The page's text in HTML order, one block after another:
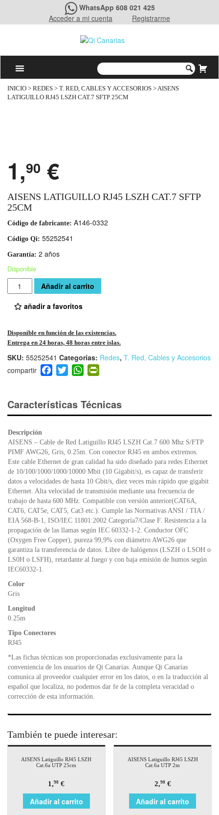
WhatsApp 608 021 425
Acceder a mi cuenta
Registrarme
INICIO > REDES > T. RED, CABLES Y ACCESORIOS > AISENS
LATIGUILLO RJ45 LSZH CAT.7 SFTP 25CM
1,90 €
AISENS LATIGUILLO RJ45 LSZH CAT.7 SFTP
25CM
Código de fabricante: A146-0332
Código Qi: 55252541
Garantía: 2 años
Disponible
Cantidad Añadir al carrito
añadir a favoritos
Disponible en función de las existencias.
Entrega en 24 horas, 48 horas entre islas.
SKU: 55252541 Categorías: Redes, T. Red, Cables y Accesorios
F
a
e
b
o
k
T
wi
er
W
h
s
A
p
ri
e
dl
y
Características Técnicas
Descripción
AISENS – Cable de Red Latiguillo RJ45 LSZH Cat.7 600 Mhz S/FTP
PIMF AWG26, Gris, 0.25m. Con conector RJ45 en ambos extremos.
Este cable Ethernet de gran calidad ha sido diseñado para redes Ethernet
de 10/100/1000/1000/10000 Mbit (10 Gigabit/s), es capaz de transferir
datos a velocidades de hasta 10 Gbit/s, diez veces más rápido que gigabit
Ethernet. Alta velocidad de transmisión mediante una frecuencia de
trabajo de hasta 600 MHz. Compatible con versión anterior(CAT6A,
CAT6, CAT5e, CAT5, Cat3 etc.). Cumple las Normativas ANSI / TIA /
EIA 568-B-1, ISO/IEC 11801:2002 Categoría7/Clase F. Resistencia a la
propagación de las llamas según IEC 60332-1-2. Conductor OFC
(Oxygen Free Copper), pureza 99,9% con diámetro AWG26 que
garantiza la transferencia de datos. Libre de halógenos (LSZH o LSOH o
LS0H o LSFH), retardante al fuego y con baja emisión de humos según
IEC60332-1.
Color
Gris
Longitud
0.25m
Tipo Conectores
RJ45
*Las fichas técnicas son proporcionadas exclusivamente para la
conveniencia de los usuarios de Qi Canarias. Aunque Qi Canarias
comunica al proveedor cualquier error en los datos, o en la traducción al
español que localiza, no podemos dar fe de la completa veracidad o
corrección de esta información.
También te puede interesar:
AISENS Latiguillo RJ45 LSZH
Cat.6a UTP 25cm
1,90 €
Añadir al carrito
AISENS Latiguillo RJ45 LSZH
Cat.6a UTP 2m
2,90€
Añadir al carrito